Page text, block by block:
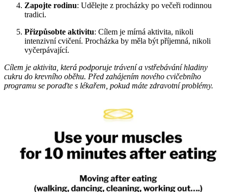
Zapojte rodinu: Udělejte z procházky po večeři rodinnou
tradici.
Přizpůsobte aktivitu: Cílem je mírná aktivita, nikoli
intenzivní cvičení. Procházka by měla být příjemná, nikoli
vyčerpávající.
Cílem je aktivita, která podporuje trávení a vstřebávání hladiny
cukru do krevního oběhu. Před zahájením nového cvičebního
programu se poraďte s lékařem, pokud máte zdravotní problémy.